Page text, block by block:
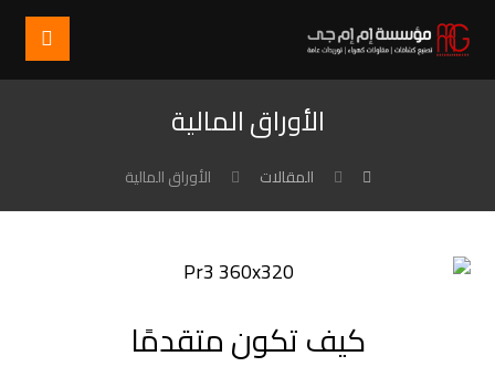
الأوراق المالية
المقالات الأوراق المالية
كيف تكون متقدمًا